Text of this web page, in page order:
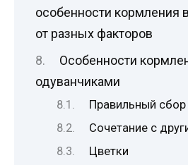
особенности кормления
от разных факторов
Особенности
одуванчиками
Правильный сбор
Сочетание с
Цветки